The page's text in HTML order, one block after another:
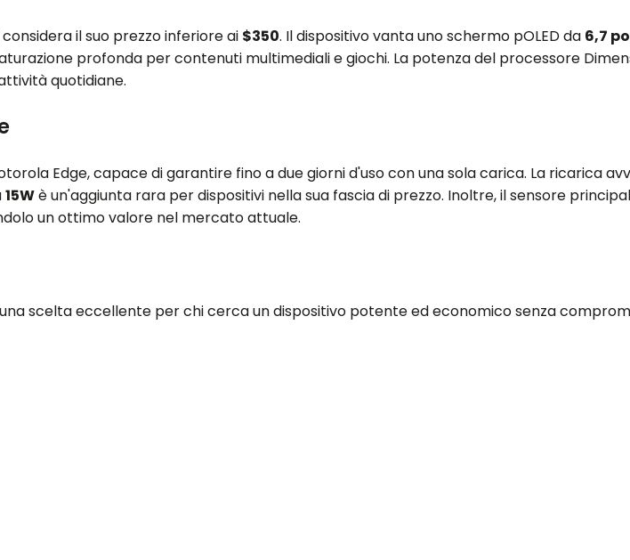
il suo prezzo inferiore ai $350. Il dispositivo vanta uno schermo pOLED da 6,7
profonda per contenuti multimediali e giochi. La potenza del processore
quotidiane.
Edge, capace di garantire fino a due giorni d'uso con una sola carica. La ricarica
15Wè un'aggiunta rara per dispositivi nella sua fascia di prezzo. Inoltre, il sensore
un ottimo valore nel mercato attuale.
scelta eccellente per chi cerca un dispositivo potente ed economico senza